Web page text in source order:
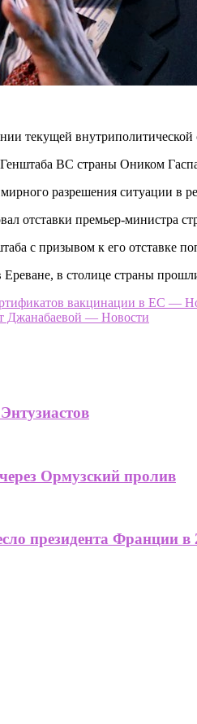
текущей
Генштаба ВС страны Оником
разрешения ситуации в
отставки премьер-министра
с призывом к его отставке
в столице страны
вакцинации в ЕС —
Джанабаевой — Новости
Ормузский пролив
президента Франции в